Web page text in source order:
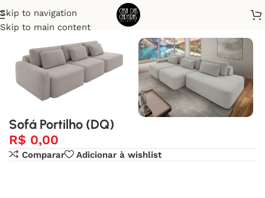
Skip to navigation
Skip to main content
Início Sofá
Sofá Portilho (DQ)
R$ 0,00
Comparar Adicionar à wishlist